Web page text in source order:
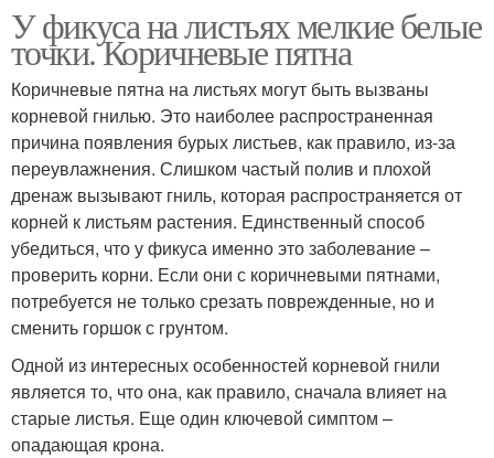
У фикуса на листьях мелкие белые
точки. Коричневые пятна
Коричневые пятна на листьях могут быть вызваны
корневой гнилью. Это наиболее распространенная
причина появления бурых листьев, как правило, из-за
переувлажнения. Слишком частый полив и плохой
дренаж вызывают гниль, которая распространяется от
корней к листьям растения. Единственный способ
убедиться, что у фикуса именно это заболевание –
проверить корни. Если они с коричневыми пятнами,
потребуется не только срезать поврежденные, но и
сменить горшок с грунтом.
Одной из интересных особенностей корневой гнили
является то, что она, как правило, сначала влияет на
старые листья. Еще один ключевой симптом –
опадающая крона.